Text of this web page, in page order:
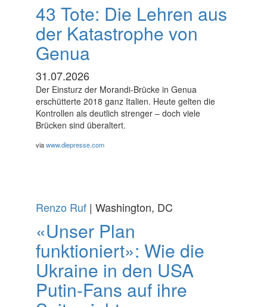
43 Tote: Die Lehren aus
der Katastrophe von
Genua
31.07.2026
Der Einsturz der Morandi-Brücke in Genua
erschütterte 2018 ganz Italien. Heute gelten die
Kontrollen als deutlich strenger – doch viele
Brücken sind überaltert.
viawww.diepresse.com
Renzo Ruf | Washington, DC
«Unser Plan
funktioniert»: Wie die
Ukraine in den USA
Putin-Fans auf ihre